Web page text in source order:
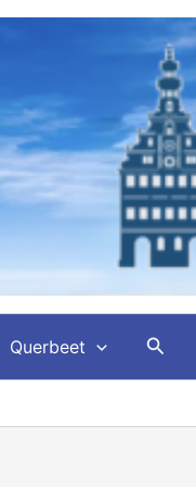
Querbeet